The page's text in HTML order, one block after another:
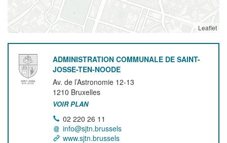
Leaflet
ADMINISTRATION COMMUNALE DE SAINT-
JOSSE-TEN-NOODE
Av. de l’Astronomie 12-13
1210 Bruxelles
VOIR PLAN
02 220 26 11
info@sjtn.brussels
www.sjtn.brussels